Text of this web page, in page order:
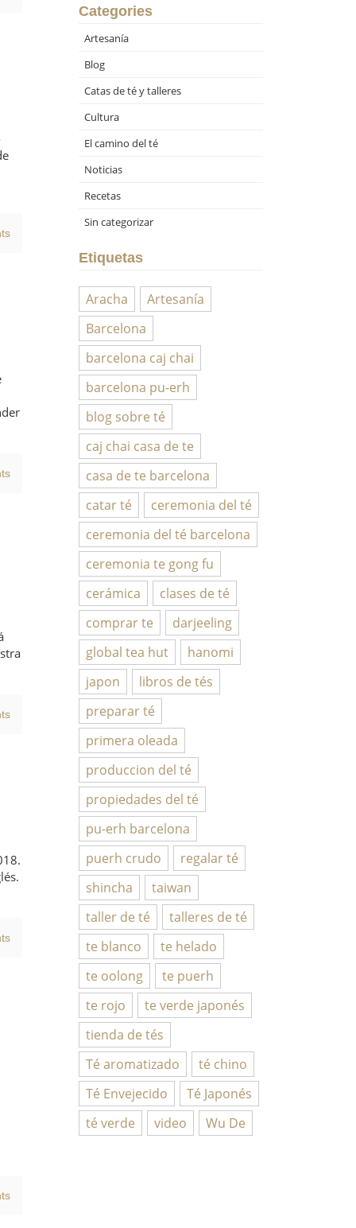
Categories
Artesanía
Blog
Catas de té y talleres
Cultura
El camino del té
Noticias
Recetas
Sin categorizar
Etiquetas
Aracha
Artesanía
Barcelona
barcelona caj chai
barcelona pu-erh
blog sobre té
caj chai casa de te
casa de te barcelona
catar té
ceremonia del té
ceremonia del té barcelona
ceremonia te gong fu
cerámica
clases de té
comprar te
darjeeling
global tea hut
hanomi
japon
libros de tés
preparar té
primera oleada
produccion del té
propiedades del té
pu-erh barcelona
puerh crudo
regalar té
shincha
taiwan
taller de té
talleres de té
te blanco
te helado
te oolong
te puerh
te rojo
te verde japonés
tienda de tés
Té aromatizado
té chino
Té Envejecido
Té Japonés
té verde
video Wu De